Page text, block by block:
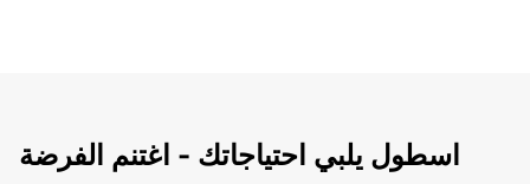
اسطول يلبي احتياجاتك - اغتنم الفرضة